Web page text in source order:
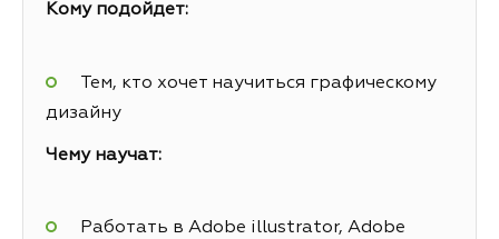
Кому подойдет:
Тем, кто хочет научиться графическому
дизайну
Чему научат:
Работать в Adobe illustrator, Adobe